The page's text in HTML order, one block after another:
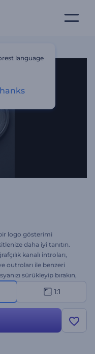
logo gösterimi
daha iyi tanıtın.
kanalı introları,
outroları ile benzeri
sürükleyip bırakın,
birkaç tıklama
deneyin!
1:1
language